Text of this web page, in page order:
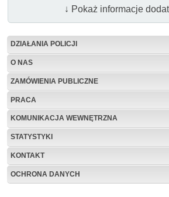
↓ Pokaż informacje
DZIAŁANIA POLICJI
O NAS
ZAMÓWIENIA PUBLICZNE
PRACA
KOMUNIKACJA WEWNĘTRZNA
STATYSTYKI
KONTAKT
OCHRONA DANYCH